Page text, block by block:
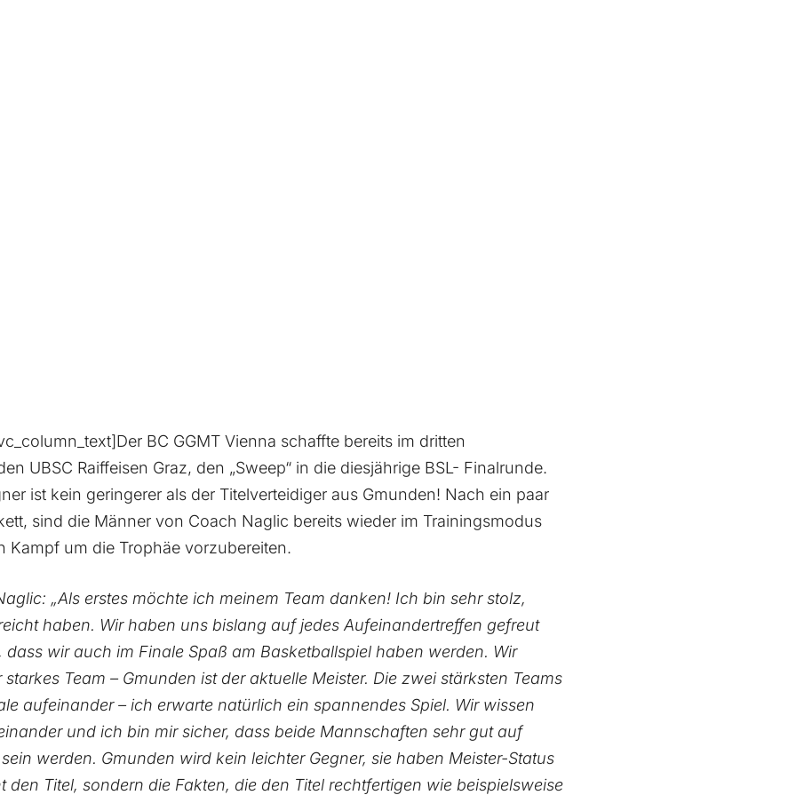
BC GGMT Vienna schaffte bereits im dritten
UBSC Raiffeisen Graz, den „Sweep“ in die diesjährige BSL- Finalrunde.
ist kein geringerer als der Titelverteidiger aus Gmunden! Nach ein paar
sind die Männer von Coach Naglic bereits wieder im Trainingsmodus
Kampf um die Trophäe vorzubereiten.
„Als erstes möchte ich meinem Team danken! Ich bin sehr stolz,
haben. Wir haben uns bislang auf jedes Aufeinandertreffen gefreut
wir auch im Finale Spaß am Basketballspiel haben werden. Wir
Team – Gmunden ist der aktuelle Meister. Die zwei stärksten Teams
aufeinander – ich erwarte natürlich ein spannendes Spiel. Wir wissen
und ich bin mir sicher, dass beide Mannschaften sehr gut auf
werden. Gmunden wird kein leichter Gegner, sie haben Meister-Status
den Titel, sondern die Fakten, die den Titel rechtfertigen wie beispielsweise